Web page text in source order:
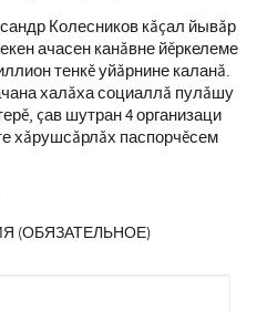
Колесников кăçал йывăр
ачасен канăвне йĕркелеме
тенкĕ уйăрнине каланă.
халăха социаллă пулăшу
çав шутран 4 организаци
хăрушсăрлăх паспорчĕсем
(ОБЯЗАТЕЛЬНОЕ)